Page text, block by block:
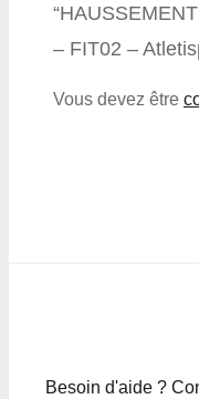
– FIT02 –
Vous devez être
Besoin d'aide ?